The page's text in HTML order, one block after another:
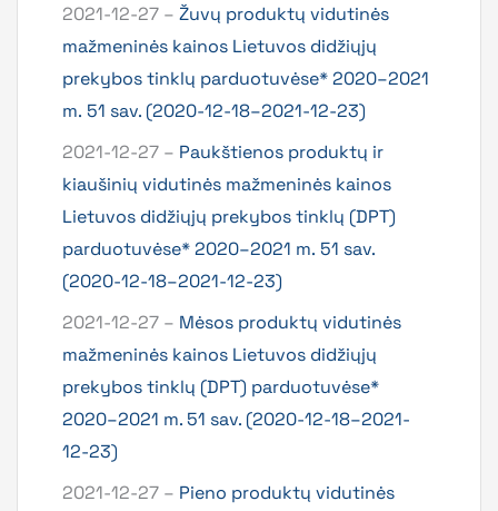
2021-12-27 – Žuvų produktų vidutinės
mažmeninės kainos Lietuvos didžiųjų
prekybos tinklų parduotuvėse* 2020–2021
m. 51 sav. (2020-12-18–2021-12-23)
2021-12-27 – Paukštienos produktų ir
kiaušinių vidutinės mažmeninės kainos
Lietuvos didžiųjų prekybos tinklų (DPT)
parduotuvėse* 2020–2021 m. 51 sav.
(2020-12-18–2021-12-23)
2021-12-27 – Mėsos produktų vidutinės
mažmeninės kainos Lietuvos didžiųjų
prekybos tinklų (DPT) parduotuvėse*
2020–2021 m. 51 sav. (2020-12-18–2021-
12-23)
2021-12-27 – Pieno produktų vidutinės